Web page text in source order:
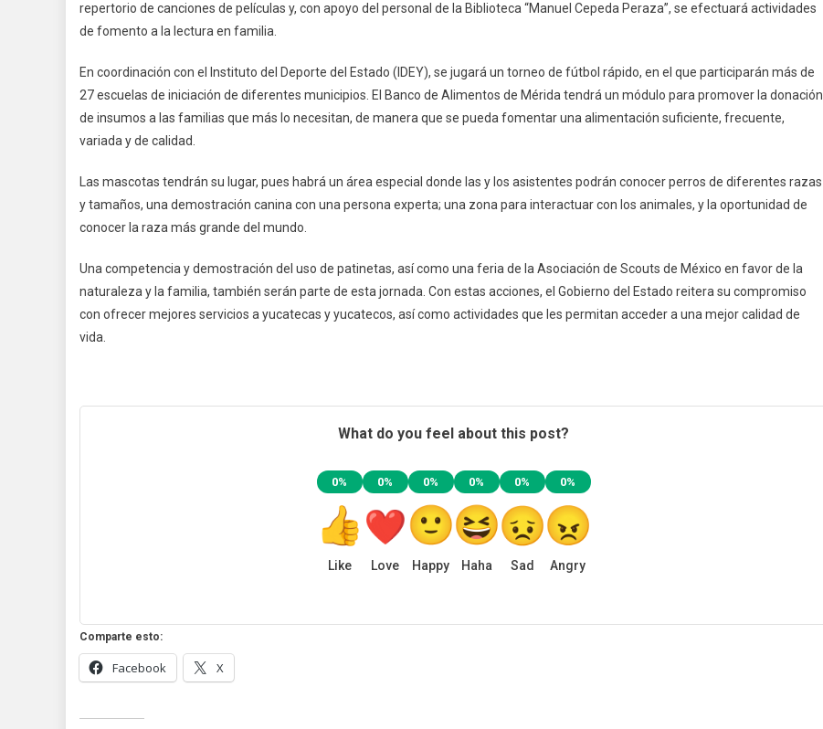
repertorio de canciones de películas y, con apoyo del personal de la Biblioteca “Manuel Cepeda Peraza”, se efectuará actividades
de fomento a la lectura en familia.
En coordinación con el Instituto del Deporte del Estado (IDEY), se jugará un torneo de fútbol rápido, en el que participarán más de
27 escuelas de iniciación de diferentes municipios. El Banco de Alimentos de Mérida tendrá un módulo para promover la donación
de insumos a las familias que más lo necesitan, de manera que se pueda fomentar una alimentación suficiente, frecuente,
variada y de calidad.
Las mascotas tendrán su lugar, pues habrá un área especial donde las y los asistentes podrán conocer perros de diferentes razas
y tamaños, una demostración canina con una persona experta; una zona para interactuar con los animales, y la oportunidad de
conocer la raza más grande del mundo.
Una competencia y demostración del uso de patinetas, así como una feria de la Asociación de Scouts de México en favor de la
naturaleza y la familia, también serán parte de esta jornada. Con estas acciones, el Gobierno del Estado reitera su compromiso
con ofrecer mejores servicios a yucatecas y yucatecos, así como actividades que les permitan acceder a una mejor calidad de
vida.
What do you feel about this post?
0%
Like
0%
Love
0%
Happy
0%
Haha
0%
Sad
0%
Angry
Comparte esto:
Facebook X